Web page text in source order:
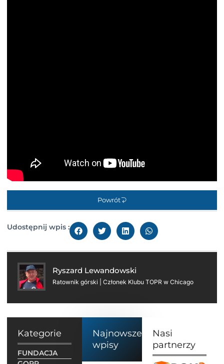
Powrót
Udostępnij wpis :
Ryszard Lewandowski
Ratownik górski | Członek Klubu TOPR w Chicago
Kategorie
FUNDACJA
Najnowsze
wpisy
Nasi
partnerzy